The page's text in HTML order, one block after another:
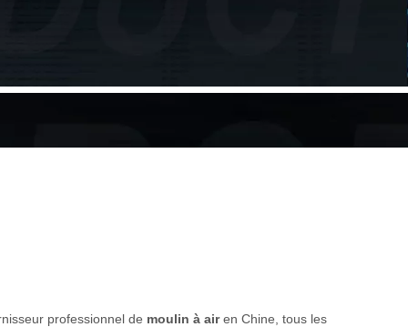
professionnel de moulin à airen Chine, tous les